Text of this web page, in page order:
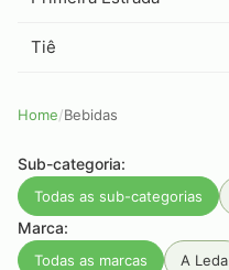
Tiê
Home/Bebidas
Sub-categoria:
Todas as sub-categorias
Marca:
Todas as marcas A Leda